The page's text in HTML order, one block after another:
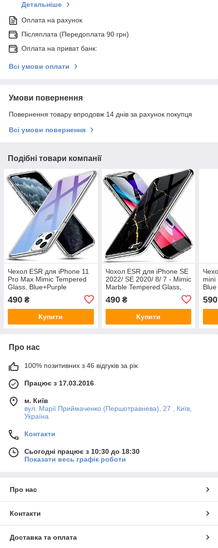
Детальніше
Оплата на рахунок
Післяплата (Передоплата 90 грн)
Оплата на приват банк:
Всі умови оплати
Умови повернення
Повернення товару впродовж 14 днів за рахунок покупця
Всі умови повернення
Подібні товари компанії
Чехол ESR для iPhone 11
Pro Max Mimic Tempered
Glass, Blue+Purple
490 ₴
Купити
Чохол ESR для iPhone SE
2022/ SE 2020/ 8/ 7 - Mimic
Marble Tempered Glass,
(4894240064856)
490₴
Купити
mini
590
Про нас
100% позитивних з 46 відгуків за рік
Працює з 17.03.2016
м. Київ
вул. Марії Приймаченко (Першотравнева), 27 , Київ,
Україна
Контакти
Сьогодні працює з 10:30 до 18:30
Показати весь графік роботи
Про нас
Контакти
Доставка та оплата